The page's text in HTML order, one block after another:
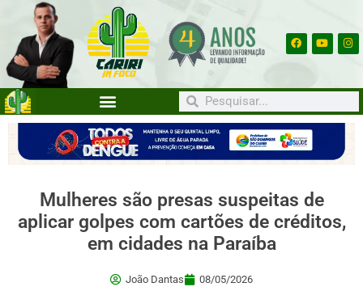
Mulheres são presas suspeitas de
aplicar golpes com cartões de créditos,
em cidades na Paraíba
João Dantas 08/05/2026